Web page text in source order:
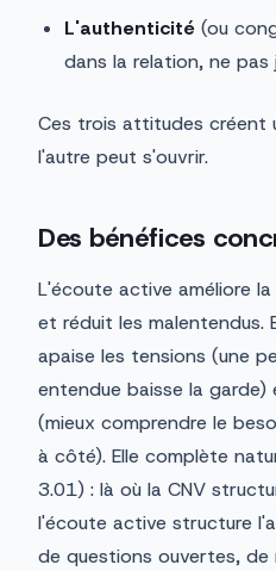
L'authenticité (ou
dans la relation, ne pas
Ces trois attitudes créent
l'autre peut s'ouvrir.
Des bénéfices
L'écoute active améliore
et réduit les malentendus.
apaise les tensions (une
entendue baisse la
(mieux comprendre le
à côté). Elle complète
3.01) : là où la CNV
l'écoute active structure
de questions ouvertes,